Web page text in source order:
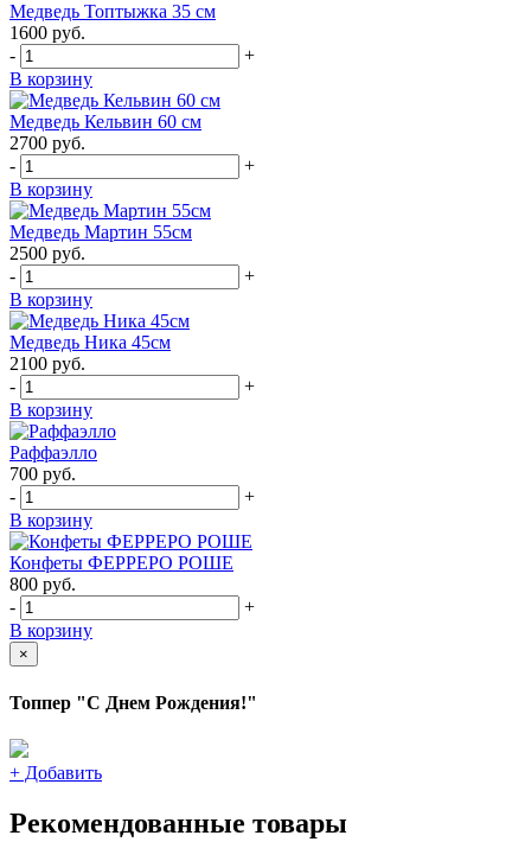
Медведь Топтыжка 35 см
1600 руб.
-
+
В корзину
Медведь Кельвин 60 см
2700 руб.
-
+
В корзину
Медведь Мартин 55см
2500 руб.
-
+
В корзину
Медведь Ника 45см
2100 руб.
-
+
В корзину
Раффаэлло
700 руб.
-
+
В корзину
Конфеты ФЕРРЕРО РОШЕ
800 руб.
-
+
В корзину
×
Топпер "С Днем Рождения!"
+ Добавить
Рекомендованные товары